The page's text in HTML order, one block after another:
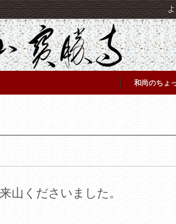
和尚のちょ
山くださいました。